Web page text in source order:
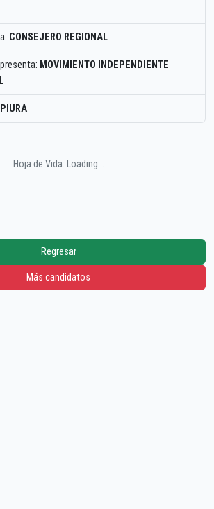
CONSEJERO REGIONAL
MOVIMIENTO INDEPENDIENTE
PIURA
Hoja de Vida: Loading...
Regresar
Más candidatos